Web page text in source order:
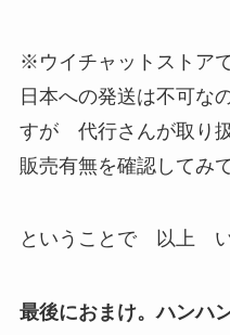
※ウイチャットストアで
日本への発送は不可な
すが 代行さんが取り扱
販売有無を確認してみ
ということで 以上 い
最後におまけ。ハンハ